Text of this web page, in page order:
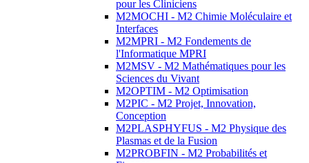
pour les Cliniciens
M2MOCHI - M2 Chimie Moléculaire et
Interfaces
M2MPRI - M2 Fondements de
l'Informatique MPRI
M2MSV - M2 Mathématiques pour les
Sciences du Vivant
M2OPTIM - M2 Optimisation
M2PIC - M2 Projet, Innovation,
Conception
M2PLASPHYFUS - M2 Physique des
Plasmas et de la Fusion
M2PROBFIN - M2 Probabilités et